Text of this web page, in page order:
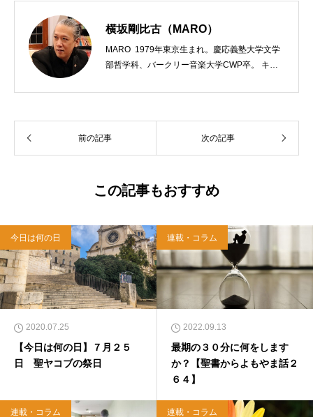
横坂剛比古（MARO）
MARO 1979年東京生まれ。慶応義塾大学文学
部哲学科、バークリー音楽大学CWP卒。 キリ
う宗教法人専門の行政書士。2020年7月よりク
「上馬キリスト教会（@kamiumach）」の運営
を行う「まじめ担当」。 著書に『聖書を読んだ
西洋哲学超入門〜』（日本実業出版）、『人生
イヤモンド社）、『世界一ゆるい聖書入門』、
『世界一ゆるい聖書教室』（「ふざけ担当」LE
ONとの共著、講談社）などがある。新著<a hr
ef="https://amzn.to/376F9aC">『ふっと心がラ
クになる 眠れぬ夜の聖書のことば』（大和書
房）</a>２０２２年３月１５日発売。
前の記事 次の記事
この記事もおすすめ
今日は何の日
2020.07.25
【今日は何の日】７月２５
日 聖ヤコブの祭日
連載・コラム
2022.09.13
最期の３０分に何をします
か？【聖書からよもやま話２
６４】
連載・コラム 連載・コラム